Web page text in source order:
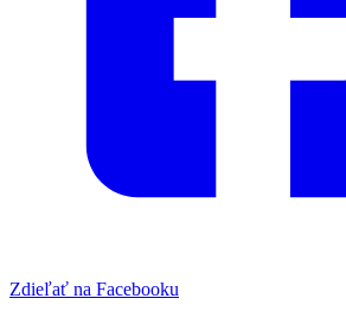
Zdieľať na Facebooku